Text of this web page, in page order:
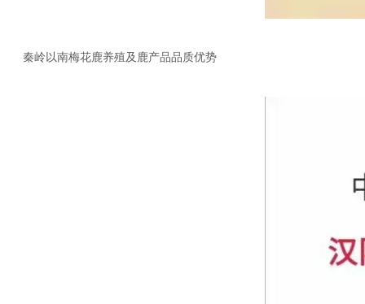
秦岭以南梅花鹿养殖及鹿产品品质优势